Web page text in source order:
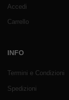
Accedi
Carrello
INFO
Termini e Condizioni
Spedizioni